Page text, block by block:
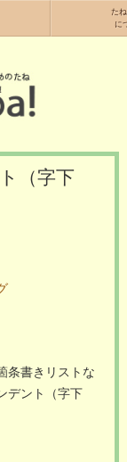
た
に
（字下
条書きリストな
デント（字下